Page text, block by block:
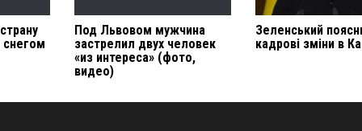
Под Львовом мужчина
застрелил двух человек
«из интереса» (фото,
видео)
Зеленський
кадрові зміни в